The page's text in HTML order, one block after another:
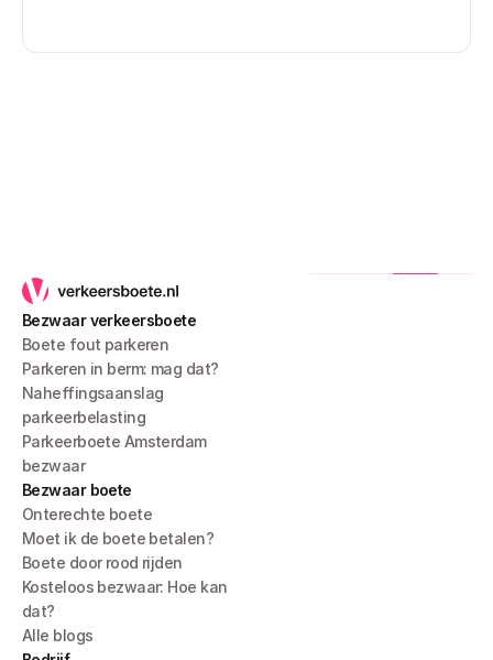
Bezwaar verkeersboete
Boete fout parkeren
Parkeren in berm: mag dat?
Naheffingsaanslag
parkeerbelasting
Parkeerboete Amsterdam
bezwaar
Bezwaar boete
Onterechte boete
Moet ik de boete betalen?
Boete door rood rijden
Kosteloos bezwaar: Hoe kan
dat?
Alle blogs